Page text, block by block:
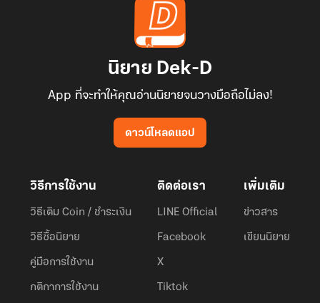
นิยาย Dek-D
App ที่จะทำให้คุณอ่านนิยายจนวางมือถือไม่ลง!
ดาวน์โหลดแอป
วิธีการใช้งาน
วิธีเติม Coin / ชำระเงิน
วิธีซื้อนิยาย
คู่มือการใช้งาน
กติกาการใช้งาน
ติดต่อเรา
LINE Official
Facebook
X
Tiktok
เพิ่มเติม
ข่าวสาร
เขียนนิยาย